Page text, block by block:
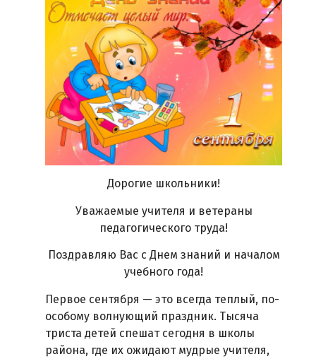
Дорогие школьники!
Уважаемые учителя и ветераны
педагогического труда!
Поздравляю Вас с Днем знаний и началом
учебного года!
Первое сентября — это всегда теплый, по-
особому волнующий праздник. Тысяча
триста детей спешат сегодня в школы
района, где их ожидают мудрые учителя,